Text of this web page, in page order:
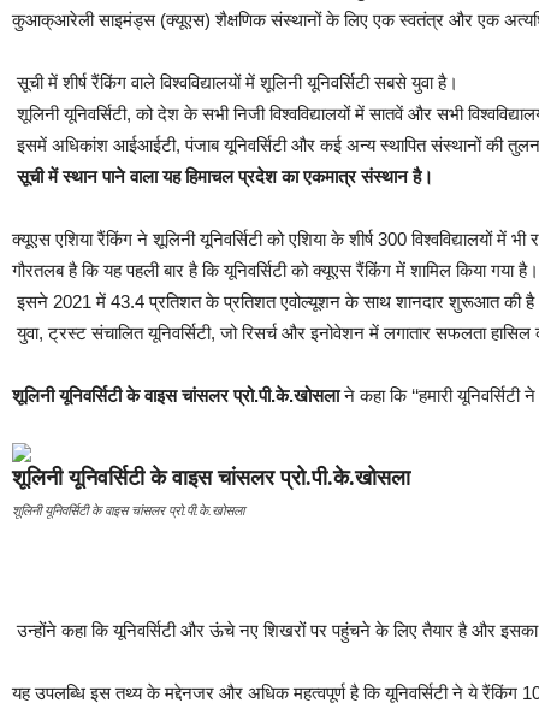
कुआक्आरेली साइमंड्स (क्यूएस) शैक्षणिक संस्थानों के लिए एक स्वतंत्र और एक
सूची में शीर्ष रैंकिंग वाले विश्वविद्यालयों में शूलिनी यूनिवर्सिटी सबसे युवा है।
शूलिनी यूनिवर्सिटी, को देश के सभी निजी विश्वविद्यालयों में सातवें और सभी
इसमें अधिकांश आईआईटी, पंजाब यूनिवर्सिटी और कई अन्य स्थापित संस्थानों की
सूची में स्थान पाने वाला यह हिमाचल प्रदेश का एकमात्र संस्थान है।
क्यूएस एशिया रैंकिंग ने शूलिनी यूनिवर्सिटी को एशिया के शीर्ष 300 विश्वविद्यालयों में भी
गौरतलब है कि यह पहली बार है कि यूनिवर्सिटी को क्यूएस रैंकिंग में शामिल किया गया है।
इसने 2021 में 43.4 प्रतिशत के प्रतिशत एवोल्यूशन के साथ शानदार शुरूआत की
युवा, ट्रस्ट संचालित यूनिवर्सिटी, जो रिसर्च और इनोवेशन में लगातार सफलता
शूलिनी यूनिवर्सिटी के वाइस चांसलर प्रो.पी.के.खोसलाने कहा कि ‘‘हमारी
शूलिनी यूनिवर्सिटी के वाइस चांसलर प्रो.पी.के.खोसला
उन्होंने कहा कि यूनिवर्सिटी और ऊंचे नए शिखरों पर पहुंचने के लिए तैयार है और इसका
यह उपलब्धि इस तथ्य के मद्देनजर और अधिक महत्वपूर्ण है कि यूनिवर्सिटी ने ये